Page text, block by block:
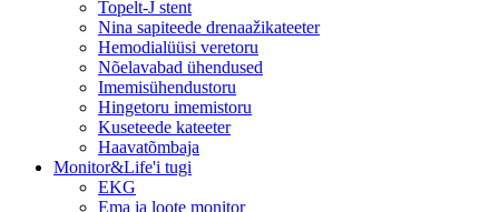
Topelt-J stent
Nina sapiteede drenaažikateeter
Hemodialüüsi veretoru
Nõelavabad ühendused
Imemisühendustoru
Hingetoru imemistoru
Kuseteede kateeter
Haavatõmbaja
Monitor&Life'i tugi
EKG
Ema ja loote monitor